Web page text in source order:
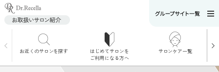
お近くのサロンを探す
はじめてサロンを
ご利用になる方へ
サロンケア一覧
ュー